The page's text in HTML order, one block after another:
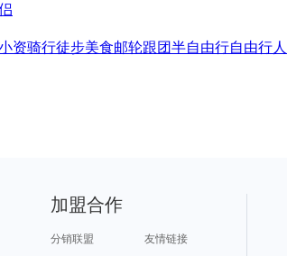
资骑行徒步美食邮轮跟团半自由行自由行
加盟合作
分销联盟
友情链接